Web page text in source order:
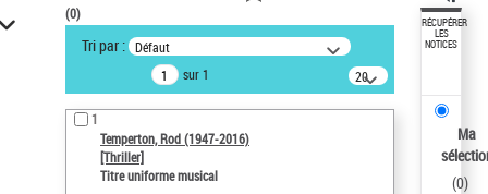
VOTRE RECHERCHE
Recherche avancée dans les
notices d’autorité
Œuvres liées à l'auteur :
Temperton, Rod (1947-2016)
(0)
Tri par : Défaut
sur 1
20
résultats/page
1
Temperton, Rod (1947-2016)
[Thriller]
Titre uniforme musical
RÉCUPÉRER
LES
NOTICES
Ma
(0)